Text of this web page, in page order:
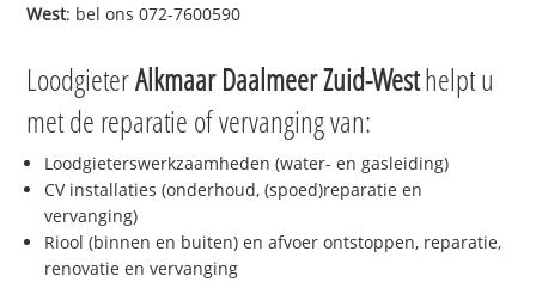
West: bel ons 072-7600590
LoodgieterAlkmaar Daalmeer Zuid-Westhelpt u
met de reparatie of vervanging van:
Loodgieterswerkzaamheden (water- en gasleiding)
CV installaties (onderhoud, (spoed)reparatie en
vervanging)
Riool (binnen en buiten) en afvoer ontstoppen, reparatie,
renovatie en vervanging